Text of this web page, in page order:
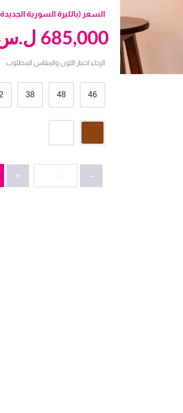
السعر (بالليرة السورية
685,000
الرجاء اختيار اللون والمقاس المطلوب
46
48
38
-
+